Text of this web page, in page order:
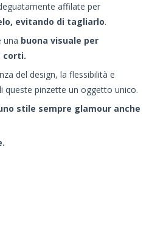
affilate per
evitando di tagliarlo.
una buona visuale per
corti.
del design, la flessibilità e
queste pinzette un oggetto unico.
stile sempre glamour anche